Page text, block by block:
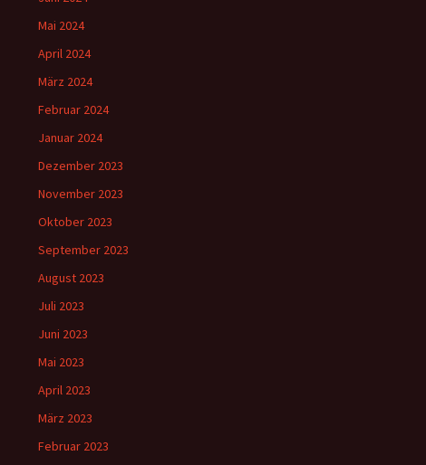
Mai 2024
April 2024
März 2024
Februar 2024
Januar 2024
Dezember 2023
November 2023
Oktober 2023
September 2023
August 2023
Juli 2023
Juni 2023
Mai 2023
April 2023
März 2023
Februar 2023